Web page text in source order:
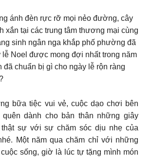
ánh đèn rực rỡ mọi nẻo đường, cây
xắn tại các trung tâm thương mại cùng
sinh ngân nga khắp phố phường đã
lễ Noel được mong đợi nhất trong năm
đã chuẩn bị gì cho ngày lễ rộn ràng
bữa tiệc vui vẻ, cuộc dạo chơi bên
dành cho bản thân những giây
sự với sự chăm sóc dịu nhẹ của
Một năm qua chăm chỉ với những
sống, giờ là lúc tự tặng mình món